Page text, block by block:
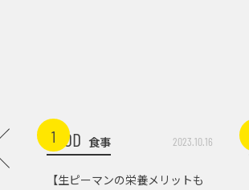
1FOOD 食事 2023.10.16
【生ピーマンの栄養メリットも